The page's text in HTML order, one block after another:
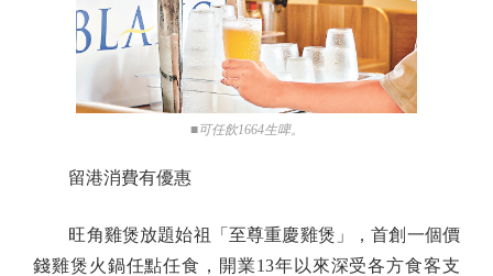
■可任飲1664生啤。
留港消費有優惠
旺角雞煲放題始祖「至尊重慶雞煲」，首創一個價
錢雞煲火鍋任點任食，開業13年以來深受各方食客支